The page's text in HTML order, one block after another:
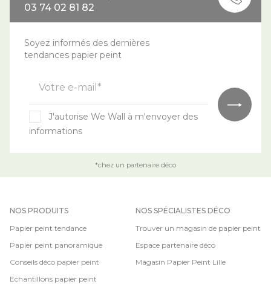
03 74 02 81 82
Soyez informés des dernières
tendances papier peint
Votre e-mail*
J'autorise We Wall à m'envoyer des
informations
*chez un partenaire déco
NOS PRODUITS
Papier peint tendance
Papier peint panoramique
Conseils déco papier peint
Echantillons papier peint
NOS SPÉCIALISTES DÉCO
Trouver un magasin de papier peint
Espace partenaire déco
Magasin Papier Peint Lille